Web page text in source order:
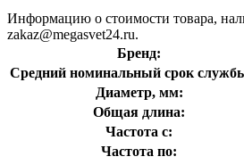
Информацию о стоимости товара,
zakaz@megasvet24.ru.
Бренд:
Средний номинальный срок
Диаметр, мм:
Общая длина:
Частота с:
Частота по: